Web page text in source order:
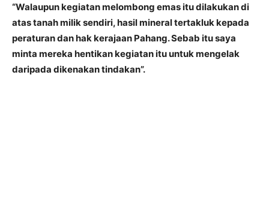
“Walaupun kegiatan melombong emas itu dilakukan di
atas tanah milik sendiri, hasil mineral tertakluk kepada
peraturan dan hak kerajaan Pahang. Sebab itu saya
minta mereka hentikan kegiatan itu untuk mengelak
daripada dikenakan tindakan”.